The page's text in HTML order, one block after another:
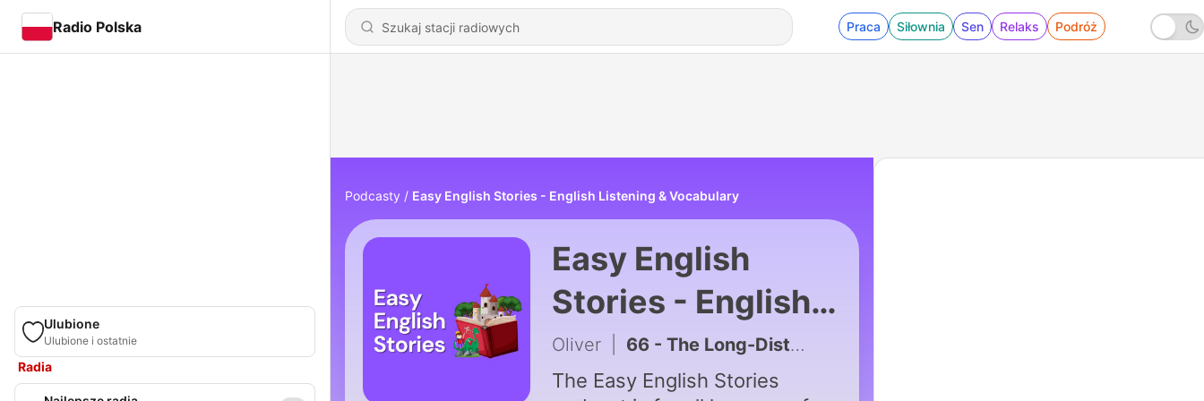
Radio Polska Praca Siłownia Sen Relaks Podróż
Ulubione
Ulubione i ostatnie
Radia
Podcasty Easy English Stories - English Listening & Vocabulary
Easy English
Stories - English
Listening &
Vocabulary
Oliver 66 - The Long-Distance Letter | English Listening Practice (B1-B2)
The Easy English Stories